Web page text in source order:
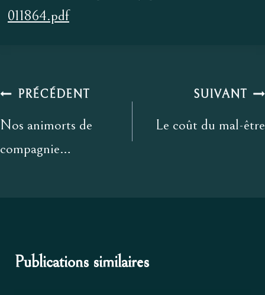
011864.pdf
Navigation
de
l’article
PRÉCÉDENT
Nos animorts de
compagnie…
SUIVANT
Le coût du mal-être
Publications similaires